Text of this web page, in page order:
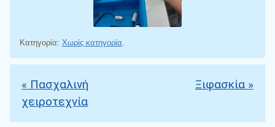
Κατηγορία: Χωρίς κατηγορία.
Πλοήγηση άρθρων
« Πασχαλινή
χειροτεχνία
Ξιφασκία »